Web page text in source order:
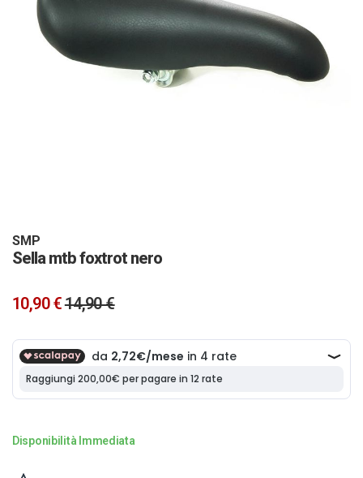
SMP
Sella mtb foxtrot nero
10,90 €14,90 €
Disponibilità Immediata
galleria
di